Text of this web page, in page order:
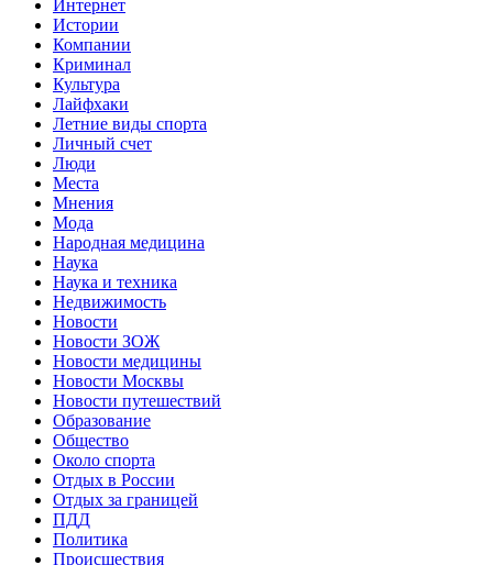
Интернет
Истории
Компании
Криминал
Культура
Лайфхаки
Летние виды спорта
Личный счет
Люди
Места
Мнения
Мода
Народная медицина
Наука
Наука и техника
Недвижимость
Новости
Новости ЗОЖ
Новости медицины
Новости Москвы
Новости путешествий
Образование
Общество
Около спорта
Отдых в России
Отдых за границей
ПДД
Политика
Происшествия